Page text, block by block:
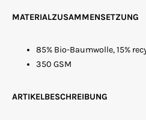
MATERIALZUSAMMENSETZUNG
85% Bio-Baumwolle, 15%
350 GSM
ARTIKELBESCHREIBUNG